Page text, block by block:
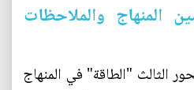
المنهاج والملاحظات
الثالث "الطاقة" في المنهاج